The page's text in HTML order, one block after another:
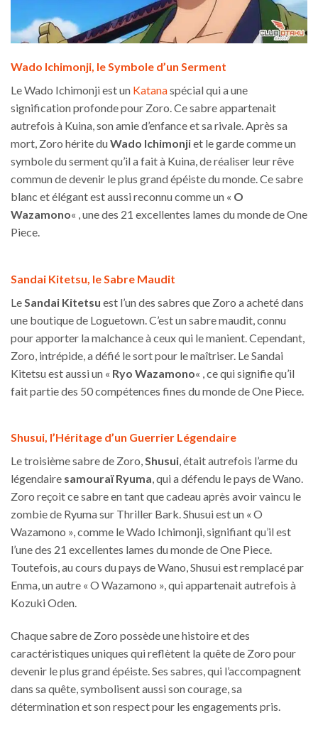
Wado Ichimonji, le Symbole d’un Serment
Le Wado Ichimonji est un Katanaspécial qui a une
signification profonde pour Zoro. Ce sabre appartenait
autrefois à Kuina, son amie d’enfance et sa rivale. Après sa
mort, Zoro hérite duWado Ichimonjiet le garde comme un
symbole du serment qu’il a fait à Kuina, de réaliser leur rêve
commun de devenir le plus grand épéiste du monde. Ce sabre
blanc et élégant est aussi reconnu comme un « O
Wazamono« , une des 21 excellentes lames du monde de One
Piece.
Sandai Kitetsu, le Sabre Maudit
Le Sandai Kitetsu est l’un des sabres que Zoro a acheté dans
une boutique de Loguetown. C’est un sabre maudit, connu
pour apporter la malchance à ceux qui le manient. Cependant,
Zoro, intrépide, a défié le sort pour le maîtriser. Le Sandai
Kitetsu est aussi un « Ryo Wazamono« , ce qui signifie qu’il
fait partie des 50 compétences fines du monde de One Piece.
Shusui, l’Héritage d’un Guerrier Légendaire
Le troisième sabre de Zoro,Shusui, était autrefois l’arme du
légendaire samouraï Ryuma, qui a défendu le pays de Wano.
Zoro reçoit ce sabre en tant que cadeau après avoir vaincu le
zombie de Ryuma sur Thriller Bark. Shusui est un « O
Wazamono », comme le Wado Ichimonji, signifiant qu’il est
l’une des 21 excellentes lames du monde de One Piece.
Toutefois, au cours du pays de Wano, Shusui est remplacé par
Enma, un autre « O Wazamono », qui appartenait autrefois à
Kozuki Oden.
Chaque sabre de Zoro possède une histoire et des
caractéristiques uniques qui reflètent la quête de Zoro pour
devenir le plus grand épéiste. Ses sabres, qui l’accompagnent
dans sa quête, symbolisent aussi son courage, sa
détermination et son respect pour les engagements pris.